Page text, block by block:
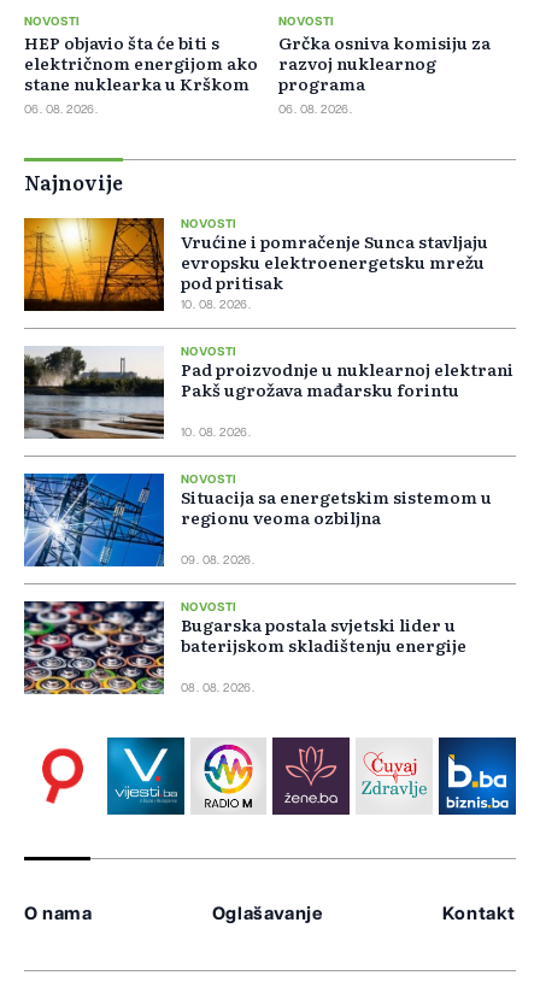
NOVOSTI
HEP objavio šta će biti s
električnom energijom ako
stane nuklearka u Krškom
06. 08. 2026.
NOVOSTI
Grčka osniva komisiju za
razvoj nuklearnog
programa
06. 08. 2026.
Najnovije
NOVOSTI
Vrućine i pomračenje Sunca stavljaju
evropsku elektroenergetsku mrežu
pod pritisak
10. 08. 2026.
NOVOSTI
Pad proizvodnje u nuklearnoj elektrani
Pakš ugrožava mađarsku forintu
10. 08. 2026.
NOVOSTI
Situacija sa energetskim sistemom u
regionu veoma ozbiljna
09. 08. 2026.
NOVOSTI
Bugarska postala svjetski lider u
baterijskom skladištenju energije
08. 08. 2026.
O nama Oglašavanje Kontakt